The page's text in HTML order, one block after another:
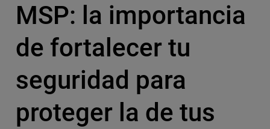
MSP: la importancia
de fortalecer tu
seguridad para
proteger la de tus